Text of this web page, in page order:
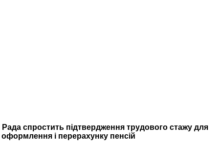
Рада спростить підтвердження трудового стажу для
оформлення і перерахунку пенсій